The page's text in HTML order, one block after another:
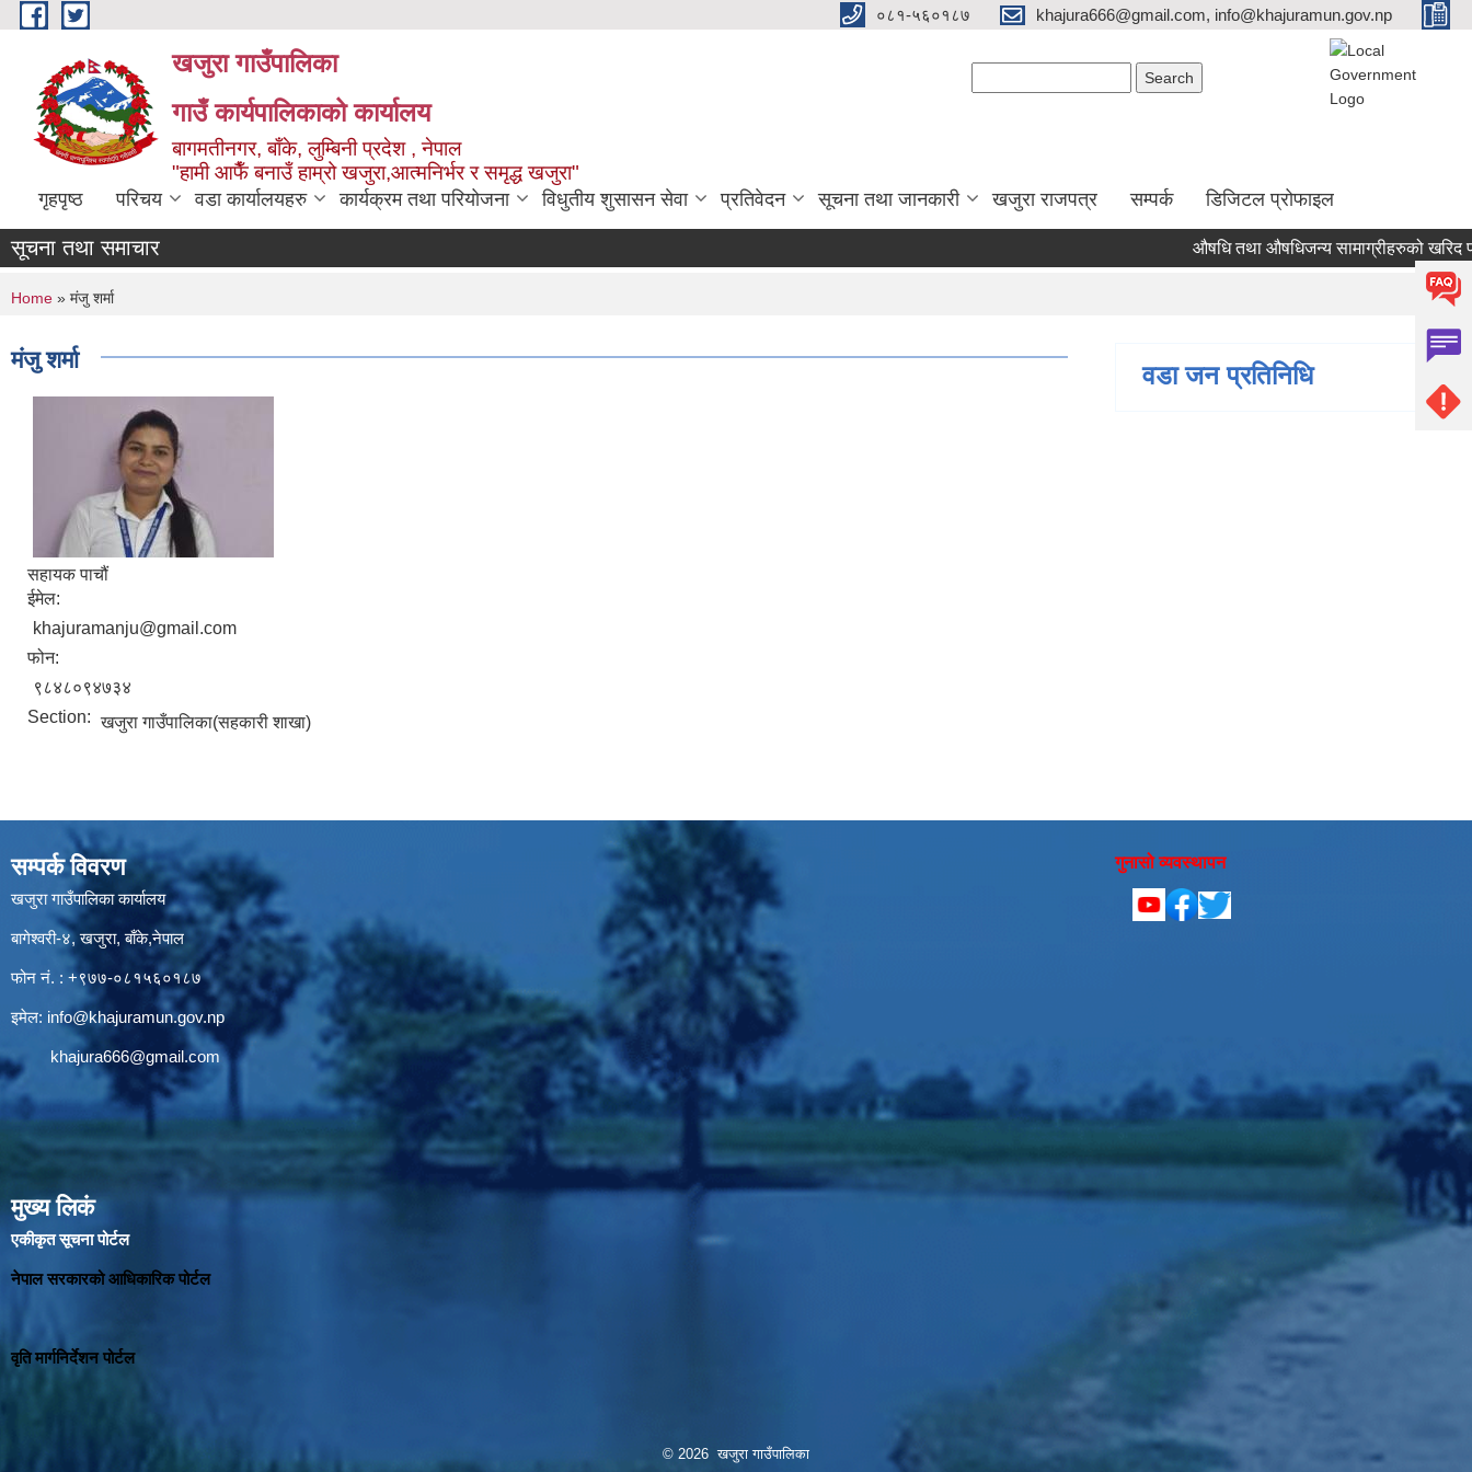
Skip to main content ०८१-५६०१८७ khajura666@gmail.com, info@khajuramun.gov.np
खजुरा गाउँपालिका
गाउँ कार्यपालिकाको कार्यालय
बागमतीनगर, बाँके, लुम्बिनी प्रदेश , नेपाल
"हामी आफैँ बनाउँ हाम्रो खजुरा,आत्मनिर्भर र समृद्ध खजुरा"
गृहपृष्ठ परिचय वडा कार्यालयहरु कार्यक्रम तथा परियोजना विधुतीय शुसासन सेवा प्रतिवेदन सूचना तथा जानकारी खजुरा राजपत्र सम्पर्क डिजिटल प्रोफाइल
सूचना तथा समाचार औषधि तथा औषधिजन्य सामाग्रीहरुको खरिद
You are here
Home » मंजु शर्मा
मंजु शर्मा
सहायक पाचौं
ईमेल:
khajuramanju@gmail.com
फोन:
९८४८०९४७३४
Section: खजुरा गाउँपालिका(सहकारी शाखा)
वडा जन प्रतिनिधि
सम्पर्क विवरण
खजुरा गाउँपालिका कार्यालय
बागेश्वरी-४, खजुरा, बाँके,नेपाल
फोन नं. : +९७७-०८१५६०१८७
इमेल: info@khajuramun.gov.np
khajura666@gmail.com
मुख्य लिकं
एकीकृत सूचना पोर्टल
नेपाल सरकारको आधिकारिक पोर्टल
वृति मार्गनिर्देशन पोर्टल
गुनासो व्यवस्थापन
© 2026 खजुरा गाउँपालिका